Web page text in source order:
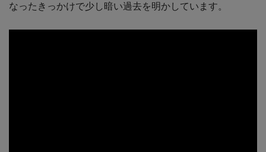
なったきっかけで少し暗い過去を明かしています。